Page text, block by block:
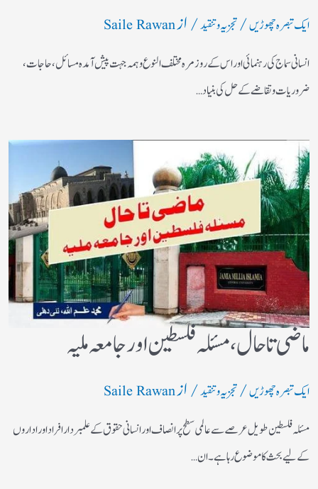
ایک تبصرہ چھوڑیں/تجزیہ و تنقید/ ازSaile Rawan
انسانی سماج کی رہنمائی اور اس کے روز مرہ مختلف النوع وہمہ جہت پیش آمدہ مسائل ، حاجات ،
ضروریات وتقاضے کے حل کی بنیاد…
ماضی تا حال، مسئلہ فلسطین اور جامعہ ملیہ
ایک تبصرہ چھوڑیں/تجزیہ و تنقید/ ازSaile Rawan
مسئلہ فلسطین طویل عرصے سے عالمی سطح پر انصاف اور انسانی حقوق کے علمبردار افراد اور اداروں
کے لیے بحث کا موضوع رہا ہے۔ ان…